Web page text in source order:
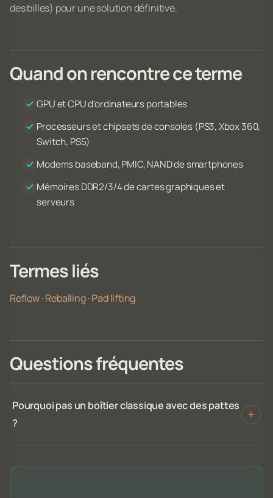
des billes) pour une solution définitive.
Quand on rencontre ce terme
GPU et CPU d'ordinateurs portables
Processeurs et chipsets de consoles (PS3, Xbox 360,
Switch, PS5)
Modems baseband, PMIC, NAND de smartphones
Mémoires DDR2/3/4 de cartes graphiques et
serveurs
Termes liés
Reflow·Reballing·Pad lifting
Questions fréquentes
Pourquoi pas un boîtier classique avec des pattes
?